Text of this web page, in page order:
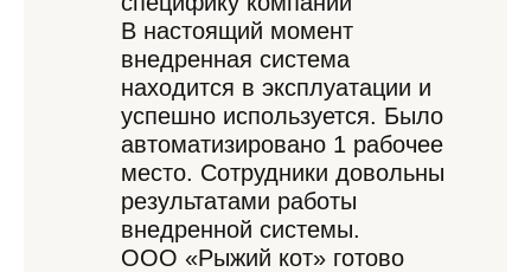
В настоящий момент
внедренная система
находится в эксплуатации и
успешно используется. Было
автоматизировано 1 рабочее
место. Сотрудники довольны
результатами работы
внедренной системы.
ООО «Рыжий кот» готово